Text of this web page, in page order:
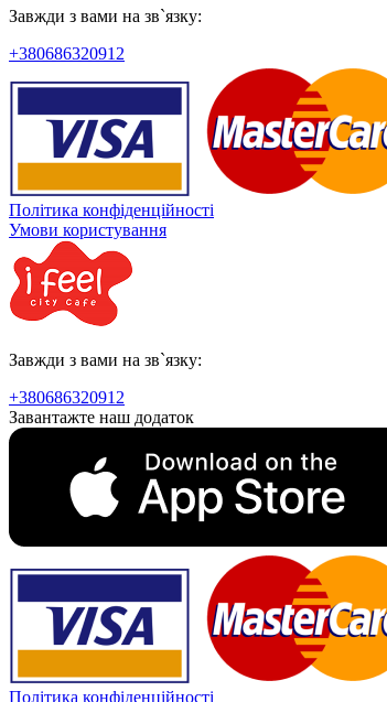
Завжди з вами на зв`язку:
+380686320912
Політика конфіденційності
Умови користування
Завжди з вами на зв`язку:
+380686320912
Завантажте наш додаток
Політика конфіденційності